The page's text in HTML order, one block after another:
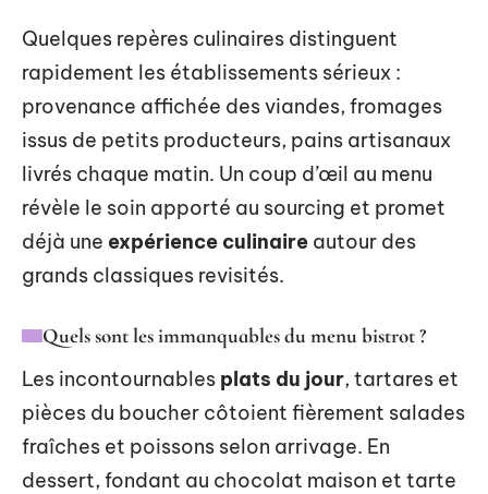
Quelques repères culinaires distinguent
rapidement les établissements sérieux :
provenance affichée des viandes, fromages
issus de petits producteurs, pains artisanaux
livrés chaque matin. Un coup d’œil au menu
révèle le soin apporté au sourcing et promet
déjà une expérience culinaire autour des
grands classiques revisités.
Quels sont les immanquables du menu bistrot ?
Les incontournables plats du jour, tartares et
pièces du boucher côtoient fièrement salades
fraîches et poissons selon arrivage. En
dessert, fondant au chocolat maison et tarte